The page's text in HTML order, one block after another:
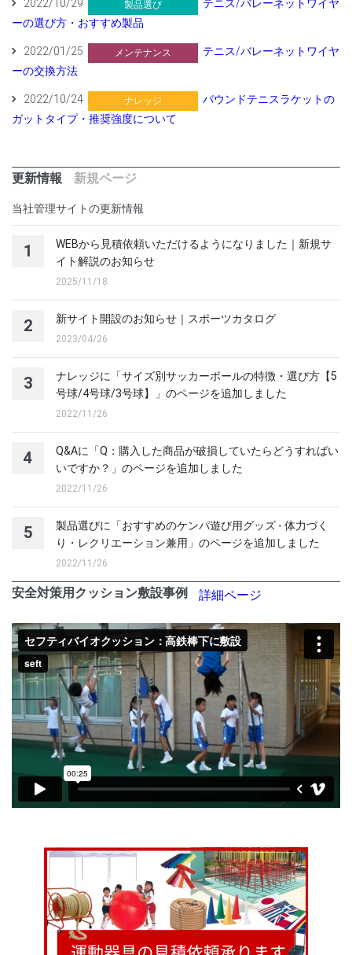
2022/10/29 製品選び
テニス/バレーネットワイヤ
ーの選び方・おすすめ製品
2022/01/25 メンテナンス
テニス/バレーネットワイヤ
ーの交換方法
2022/10/24 ナレッジ
バウンドテニスラケットの
ガットタイプ・推奨強度について
更新情報 新規ページ
当社管理サイトの更新情報
1
WEBから見積依頼いただけるようになりました｜新規サ
イト解説のお知らせ
2025/11/18
2 新サイト開設のお知らせ｜スポーツカタログ
2023/04/26
3
ナレッジに「サイズ別サッカーボールの特徴・選び方【5
号球/4号球/3号球】」のページを追加しました
2022/11/26
4
Q&Aに「Q：購入した商品が破損していたらどうすればい
いですか？」のページを追加しました
2022/11/26
5
製品選びに「おすすめのケンパ遊び用グッズ - 体力づく
り・レクリエーション兼用」のページを追加しました
2022/11/26
安全対策用クッション敷設事例 詳細ページ